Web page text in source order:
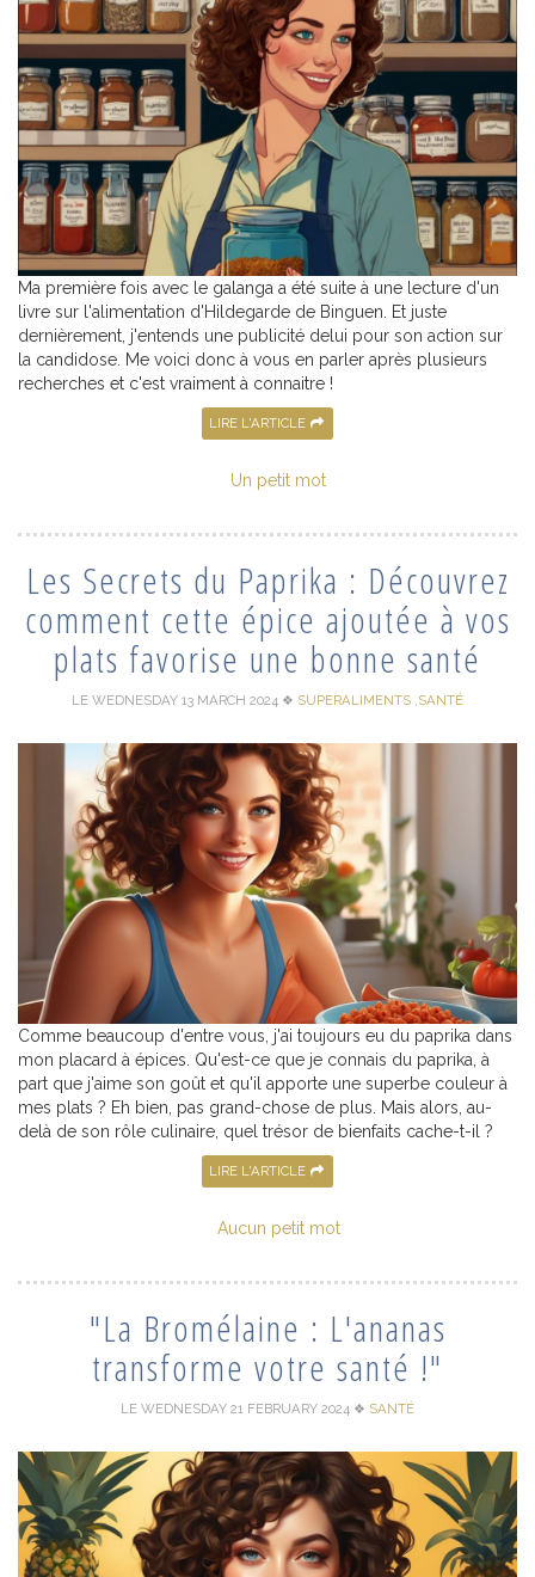
Ma première fois avec le galanga a été suite à une lecture d'un
livre sur l'alimentation d'Hildegarde de Binguen. Et juste
dernièrement, j'entends une publicité delui pour son action sur
la candidose. Me voici donc à vous en parler après plusieurs
recherches et c'est vraiment à connaitre !
LIRE L'ARTICLE
Un petit mot
Les Secrets du Paprika : Découvrez
comment cette épice ajoutée à vos
plats favorise une bonne santé
LE WEDNESDAY 13 MARCH 2024 ❖ SUPERALIMENTS SANTÉ
Comme beaucoup d'entre vous, j'ai toujours eu du paprika dans
mon placard à épices. Qu'est-ce que je connais du paprika, à
part que j'aime son goût et qu'il apporte une superbe couleur à
mes plats ? Eh bien, pas grand-chose de plus. Mais alors, au-
delà de son rôle culinaire, quel trésor de bienfaits cache-t-il ?
LIRE L'ARTICLE
Aucun petit mot
"La Bromélaine : L'ananas
transforme votre santé !"
LE WEDNESDAY 21 FEBRUARY 2024 ❖ SANTÉ